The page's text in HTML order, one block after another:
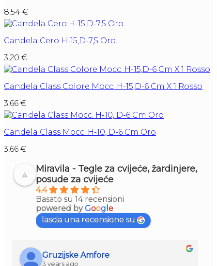
8,54 €
Candela Cero H-15,D-7,5 Oro
3,20 €
Candela Class Colore Mocc. H-15,D-6 Cm X 1 Rosso
3,66 €
Candela Class Mocc. H-10, D-6 Cm Oro
3,66 €
Miravila - Tegle za cvijeće, žardinjere,
posude za cvijeće
4.4
Basato su 14 recensioni
powered byGoog e
lascia una recensione su
pro mak
3 years ago